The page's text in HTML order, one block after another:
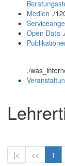
und
Medien ./
Open Data .
./
|< << 1